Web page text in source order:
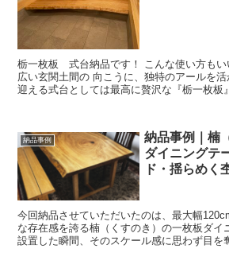
栃一枚板 式台納品です！ こんな使い方もいいですね！ ゆったりと
広い玄関土間の 向こうに、独特のアールを
迎える式台としては最高に贅沢な『栃一枚板』 二股部分に現れ
納品事例
納品事例｜楠
ダイニングテ
ド・揺らめく
今回納品させていただいたのは、最大幅
な存在感を誇る楠（くすのき）の一枚板ダイ
設置した瞬間、そのスケール感に思わず目を